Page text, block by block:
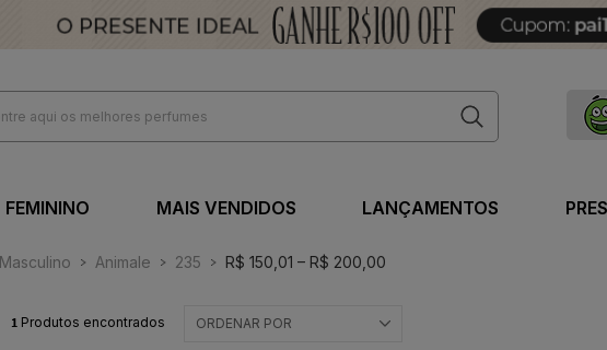
FEMININO MAIS VENDIDOS LANÇAMENTOS
Masculino Animale 235 R$ 150,01 – R$ 200,00
ORDENAR POR
1 Produtos encontrados